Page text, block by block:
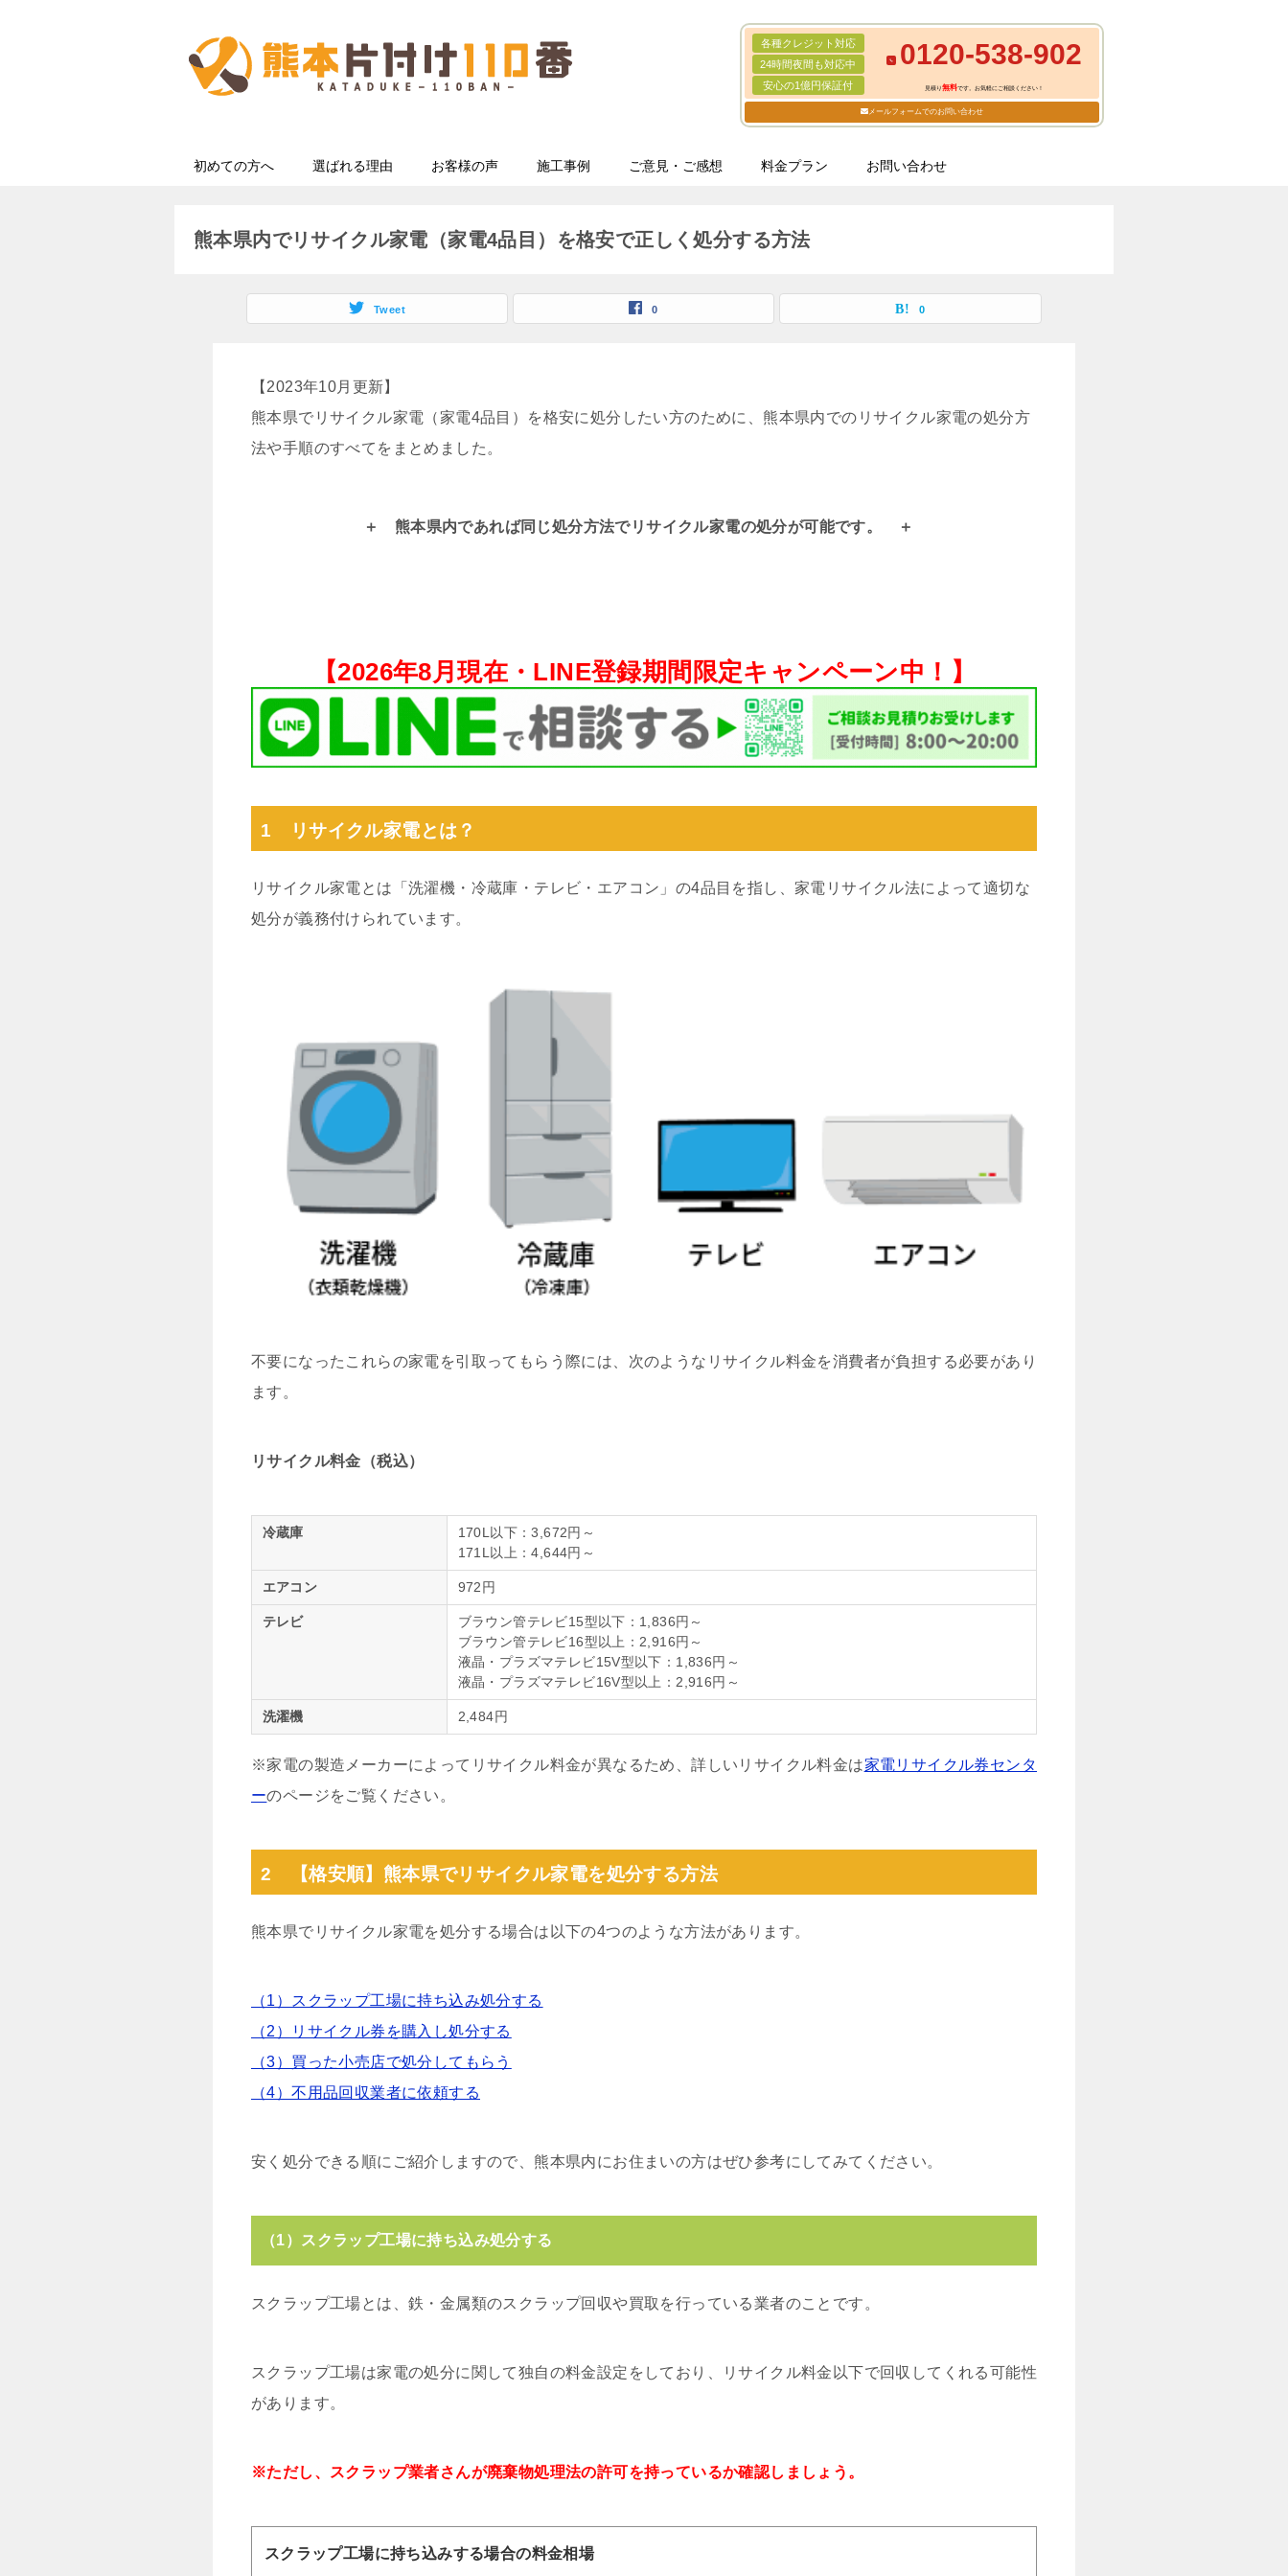
各種クレジット対応
24時間夜間も対応中
安心の1億円保証付
0120-538-902
見積り無料です。お気軽にご相談ください！
メールフォームでのお問い合わせ
初めての方へ 選ばれる理由 お客様の声 施工事例 ご意見・ご感想 料金プラン お問い合わせ
熊本県内でリサイクル家電（家電4品目）を格安で正しく処分する方法
Tweet 0 0
【2023年10月更新】
熊本県でリサイクル家電（家電4品目）を格安に処分したい方のために、熊本県内でのリサイクル家電の処分方
法や手順のすべてをまとめました。
熊本県内であれば同じ処分方法でリサイクル家電の処分が可能です。
【2026年8月現在・ LINE登録期間限定キャンペーン中！】
1 リサイクル家電とは？
リサイクル家電とは「洗濯機・冷蔵庫・テレビ・エアコン」の4品目を指し、家電リサイクル法によって適切な
処分が義務付けられています。
不要になったこれらの家電を引取ってもらう際には、次のようなリサイクル料金を消費者が負担する必要があり
ます。
リサイクル料金（税込）
冷蔵庫
170L以下：3,672円～
171L以上：4,644円～
エアコン 972円
テレビ
ブラウン管テレビ15型以下：1,836円～
ブラウン管テレビ16型以上：2,916円～
液晶・プラズマテレビ15V型以下：1,836円～
液晶・プラズマテレビ16V型以上：2,916円～
洗濯機 2,484円
※家電の製造メーカーによってリサイクル料金が異なるため、詳しいリサイクル料金は家電リサイクル券センタ
ーのページをご覧ください。
2 【格安順】熊本県でリサイクル家電を処分する方法
熊本県でリサイクル家電を処分する場合は以下の4つのような方法があります。
（1）スクラップ工場に持ち込み処分する
（2）リサイクル券を購入し処分する
（3）買った小売店で処分してもらう
（4）不用品回収業者に依頼する
安く処分できる順にご紹介しますので、熊本県内にお住まいの方はぜひ参考にしてみてください。
（1）スクラップ工場に持ち込み処分する
スクラップ工場とは、鉄・金属類のスクラップ回収や買取を行っている業者のことです。
スクラップ工場は家電の処分に関して独自の料金設定をしており、リサイクル料金以下で回収してくれる可能性
があります。
※ただし、スクラップ業者さんが廃棄物処理法の許可を持っているか確認しましょう。
スクラップ工場に持ち込みする場合の料金相場